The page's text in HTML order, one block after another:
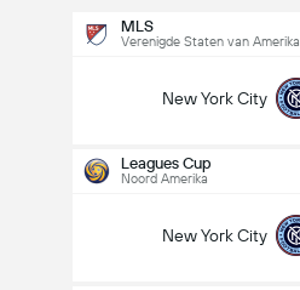
MLS
Verenigde Staten van Amerika
New York City
Leagues Cup
Noord Amerika
New York City